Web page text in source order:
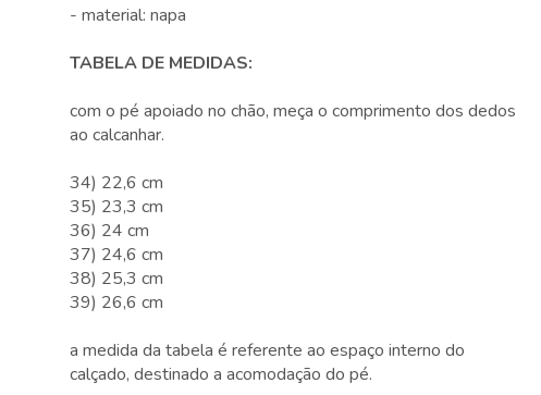
- material: napa
TABELA DE MEDIDAS:
com o pé apoiado no chão, meça o comprimento dos dedos
ao calcanhar.
34) 22,6 cm
35) 23,3 cm
36) 24 cm
37) 24,6 cm
38) 25,3 cm
39) 26,6 cm
a medida da tabela é referente ao espaço interno do
calçado, destinado a acomodação do pé.